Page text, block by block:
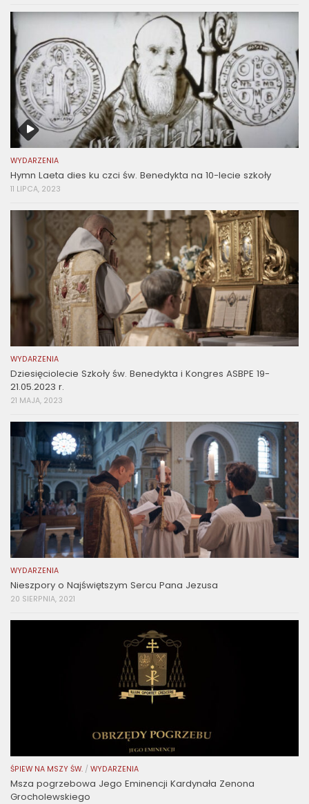
WYDARZENIA
Hymn Laeta dies ku czci św. Benedykta na 10-lecie szkoły
11 LIPCA, 2023
WYDARZENIA
Dziesięciolecie Szkoły św. Benedykta i Kongres ASBPE 19-
21.05.2023 r.
21 MAJA, 2023
WYDARZENIA
Nieszpory o Najświętszym Sercu Pana Jezusa
20 SIERPNIA, 2021
ŚPIEW NA MSZY ŚW. / WYDARZENIA
Msza pogrzebowa Jego Eminencji Kardynała Zenona
Grocholewskiego